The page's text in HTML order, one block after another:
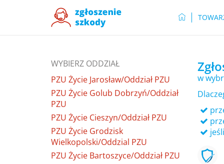
WYBIERZ ODDZIAŁ
PZU Życie Jarosław/Oddział PZU
PZU Życie Golub Dobrzyń/Oddział
PZU
PZU Życie Cieszyn/Oddział PZU
PZU Życie Grodzisk
Wielkopolski/Oddzial PZU
PZU Życie Bartoszyce/Oddział PZU
w